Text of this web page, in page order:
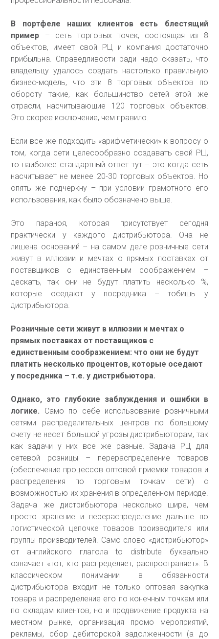
В портфеле наших клиентов есть блестящий
пример – сеть торговых точек, состоящая из 8
объектов, имеет свой РЦ и компания достаточно
прибыльна. Справедливости ради надо сказать, что
владельцу удалось создать настолько правильную
бизнес-модель, что эти 8 торговых объектов по
обороту такие, как большинство сетей этой же
отрасли, насчитывающие 120 торговых объектов.
Это скорее исключение, чем правило.
Если все же подходить «арифметически» к вопросу о
том, когда сети целесообразно создавать свой РЦ,
то наиболее стандартный ответ тут – это когда сеть
насчитывает не менее 20-30 торговых объектов. Но
опять же подчеркну – при условии грамотного его
использования, как было обозначено выше.
Это параноя, которая присутствует сегодня
практически у каждого дистрибьютора. Она не
лишена оснований – на самом деле розничные сети
живут в иллюзии и мечтах о прямых поставках от
поставщиков с единственным соображением –
дескать, так они не будут платить несколько %,
которые оседают у посредника – тобишь у
дистрибьютора.
Розничные сети живут в иллюзии и мечтах о
прямых поставках от поставщиков с
единственным соображением: что они не будут
платить несколько процентов, которые оседают
у посредника – т.е. у дистрибьютора.
Однако, это глубокие заблуждения и ошибки в
логике. Само по себе использование розничными
сетями распределительных центров по большому
счету не несет большой угрозы дистрибьюторам, так
как задачи у них все же разные. Задача РЦ для
сетевой розницы – перераспределение товаров
(обеспечение процессов оптовой приемки товаров и
распределения по торговым точкам сети) с
возможностью их хранения в определенном периоде.
Задача же дистрибьютора несколько шире, чем
просто хранение и перераспределение дальше по
логистической цепочке товаров производителя или
группы производителей. Само слово «дистрибьютор»
от английского глагола to distribute буквально
означает «тот, кто распределяет, распространяет». В
классическом понимании в обязанности
дистрибьютора входит не только оптовая закупка
товара и распределение его по конечным точкам или
по складам клиентов, но и продвижение продукта на
местном рынке, организация промо мероприятий,
рекламы, сбор дебиторской задолженности (а до